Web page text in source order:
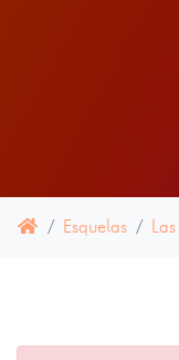
Esquelas